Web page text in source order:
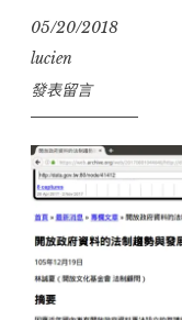
05/20/2018
lucien
發表留言